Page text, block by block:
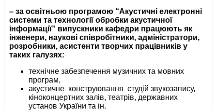
– за освітньою програмою “Акустичні електронні
системи та технології обробки акустичної
інформації” випускники кафедри працюють як
інженери, наукові співробітники, адміністратори,
розробники, асистенти творчих працівників у
таких галузях:
технічне забезпечення музичних та мовних
програм,
акустичне конструювання студій звукозапису,
кіноконцертних залів, театрів, державних
установ України та ін.